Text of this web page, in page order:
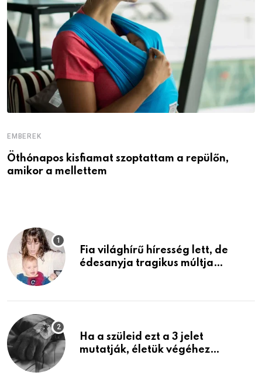
EMBEREK
Öthónapos kisfiamat szoptattam a repülőn,
amikor a mellettem
Fia világhírű híresség lett, de
édesanyja tragikus múltja
Ha a szüleid ezt a 3 jelet
mutatják, életük végéhez